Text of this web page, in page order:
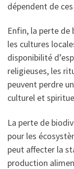
dépendent de
Enfin, la perte
les cultures
disponibilité
religieuses, les
peuvent perdre
culturel et
La perte de
pour les
peut affecter la
production